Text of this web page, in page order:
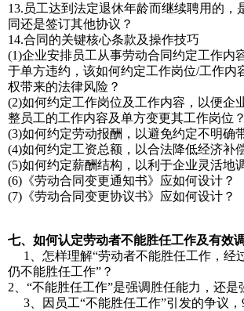
13.员工达到法定退休年龄而继续聘用的，
同还是签订其他协议？
14.合同的关键核心条款及操作技巧
(1)企业安排员工从事劳动合同约定工作内
于单方违约，该如何约定工作岗位/工作内
权带来的法律风险？
(2)如何约定工作岗位及工作内容，以便企
整员工的工作内容及单方变更其工作岗位？
(3)如何约定劳动报酬，以避免约定不明确
(4)如何约定工资总额，以合法降低经济补
(5)如何约定薪酬结构，以利于企业灵活地
(6)《劳动合同变更通知书》应如何设计？
(7)《劳动合同变更协议书》应如何设计？
七、如何认定劳动者不能胜任工作及有效
1、怎样理解“劳动者不能胜任工作，经
仍不能胜任工作”？
2、“不能胜任工作”是强调胜任能力，还是
3、因员工“不能胜任工作”引发的争议，